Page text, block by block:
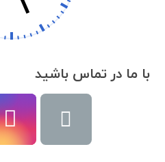
با ما در تماس باشید